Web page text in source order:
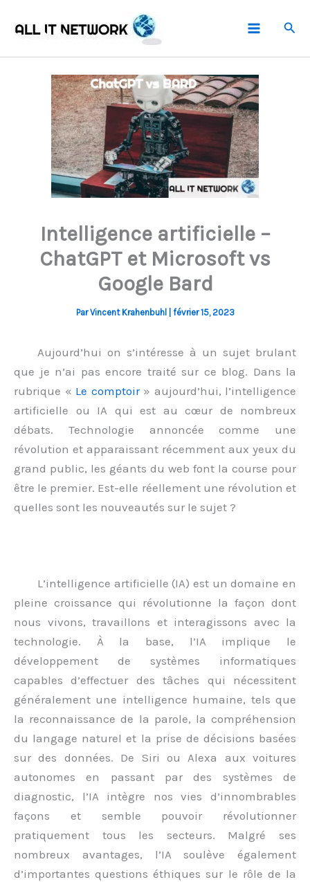
Intelligence artificielle –
ChatGPT et Microsoft vs
Google Bard
ParVincent Krahenbuhl février 15, 2023
Aujourd’hui on s’intéresse à un sujet brulant
que je n’ai pas encore traité sur ce blog. Dans la
rubrique « Le comptoir» aujourd’hui, l’intelligence
artificielle ou IA qui est au cœur de nombreux
débats. Technologie annoncée comme une
révolution et apparaissant récemment aux yeux du
grand public, les géants du web font la course pour
être le premier. Est-elle réellement une révolution et
quelles sont les nouveautés sur le sujet ?
L’intelligence artificielle (IA) est un domaine en
pleine croissance qui révolutionne la façon dont
nous vivons, travaillons et interagissons avec la
technologie. À la base, l’IA implique le
développement de systèmes informatiques
capables d’effectuer des tâches qui nécessitent
généralement une intelligence humaine, tels que
la reconnaissance de la parole, la compréhension
du langage naturel et la prise de décisions basées
sur des données. De Siri ou Alexa aux voitures
autonomes en passant par des systèmes de
diagnostic, l’IA intègre nos vies d’innombrables
façons et semble pouvoir révolutionner
pratiquement tous les secteurs. Malgré ses
nombreux avantages, l’IA soulève également
d’importantes questions éthiques sur le rôle de la